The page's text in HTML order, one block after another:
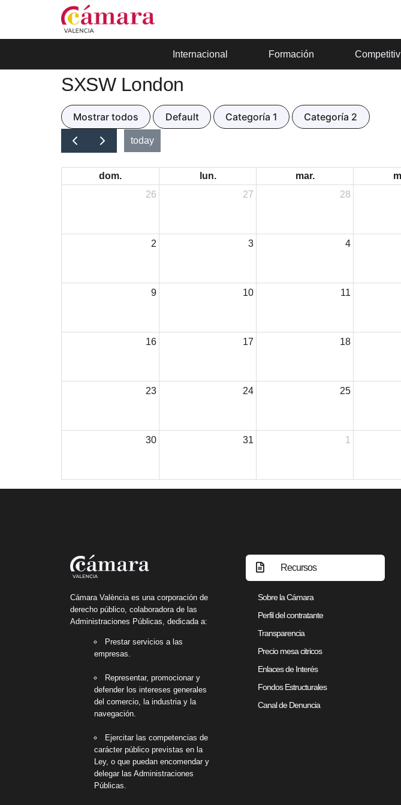
Internacional Formación
SXSW London
Mostrar todos Default Categoría 1 Categoría 2
today
dom. lun. mar.
26
27 28
2 3 4
9 10 11
16 17 18
23 24 25
30 31 1
Cámara València es una corporación de
derecho público, colaboradora de las
Administraciones Públicas, dedicada a:
Prestar servicios a las
empresas.
Representar, promocionar y
defender los intereses generales
del comercio, la industria y la
navegación.
Ejercitar las competencias de
carácter público previstas en la
Ley, o que puedan encomendar y
delegar las Administraciones
Públicas.
Recursos
Sobre la Cámara
Perfil del contratante
Transparencia
Precio mesa citricos
Enlaces de Interés
Fondos Estructurales
Canal de Denuncia